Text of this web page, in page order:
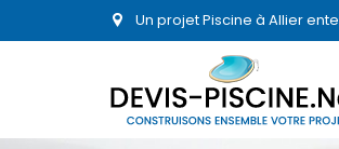
Un projet Piscine à Allier